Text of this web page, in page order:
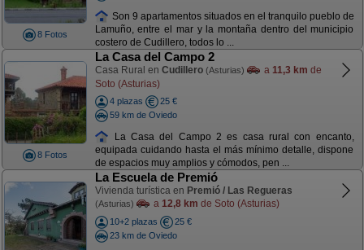
8 Fotos
Son 9 apartamentos situados en el tranquilo pueblo de
Lamuño, entre el mar y la montaña dentro del municipio
costero de Cudillero, todos lo ...
8 Fotos
La Casa del Campo 2
Casa Rural en Cudillero (Asturias) a 11,3 km de
Soto (Asturias)
4 plazas
25 €
59 km de Oviedo
La Casa del Campo 2 es casa rural con encanto,
equipada cuidando hasta el más mínimo detalle, dispone
de espacios muy amplios y cómodos, pen ...
La Escuela de Premió
Vivienda turística en Premió / Las Regueras
(Asturias) a 12,8 km de Soto (Asturias)
10+2 plazas
25 €
23 km de Oviedo